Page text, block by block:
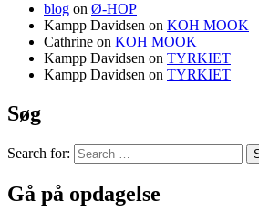
blog on Ø-HOP
Kampp Davidsen on KOH MOOK
Cathrine on KOH MOOK
Kampp Davidsen on TYRKIET
Kampp Davidsen on TYRKIET
Søg
Search for:
Gå på opdagelse